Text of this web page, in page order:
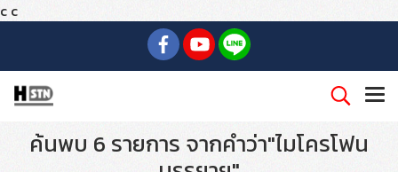
c c
ค้นพบ 6 รายการ จากคำว่า"ไมโครโฟน